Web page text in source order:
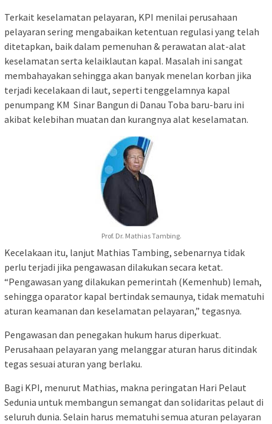
Terkait keselamatan pelayaran, KPI menilai perusahaan
pelayaran sering mengabaikan ketentuan regulasi yang telah
ditetapkan, baik dalam pemenuhan & perawatan alat-alat
keselamatan serta kelaiklautan kapal. Masalah ini sangat
membahayakan sehingga akan banyak menelan korban jika
terjadi kecelakaan di laut, seperti tenggelamnya kapal
penumpang KM Sinar Bangun di Danau Toba baru-baru ini
akibat kelebihan muatan dan kurangnya alat keselamatan.
Prof. Dr. Mathias Tambing.
Kecelakaan itu, lanjut Mathias Tambing, sebenarnya tidak
perlu terjadi jika pengawasan dilakukan secara ketat.
“Pengawasan yang dilakukan pemerintah (Kemenhub) lemah,
sehingga oparator kapal bertindak semaunya, tidak mematuhi
aturan keamanan dan keselamatan pelayaran,” tegasnya.
Pengawasan dan penegakan hukum harus diperkuat.
Perusahaan pelayaran yang melanggar aturan harus ditindak
tegas sesuai aturan yang berlaku.
Bagi KPI, menurut Mathias, makna peringatan Hari Pelaut
Sedunia untuk membangun semangat dan solidaritas pelaut di
seluruh dunia. Selain harus mematuhi semua aturan pelayaran